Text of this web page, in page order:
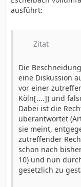
ausführt:
Zitat
Die
eine Diskussion
vor einer
Köln[....]) und
Dabei ist die
überantwortet
sie meint,
zutreffender
schon nach
10) und nun
gesetzlich zu